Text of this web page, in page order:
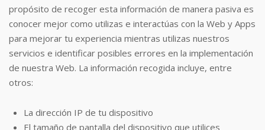
propósito de recoger esta información de manera pasiva es
conocer mejor como utilizas e interactúas con la Web y Apps
para mejorar tu experiencia mientras utilizas nuestros
servicios e identificar posibles errores en la implementación
de nuestra Web. La información recogida incluye, entre
otros:
La dirección IP de tu dispositivo
El tamaño de pantalla del dispositivo que utilices